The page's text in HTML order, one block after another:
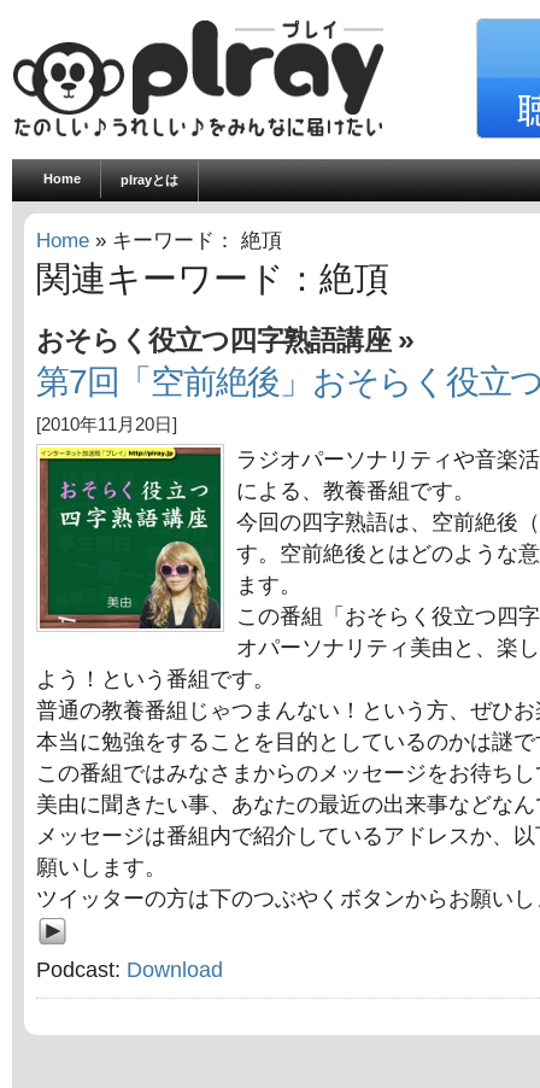
Home plrayとは
Home » キーワード： 絶頂
関連キーワード：絶頂
おそらく役立つ四字熟語講座»
第7回「空前絶後」おそらく役立
[2010年11月20日]
ラジオパーソナリティや音楽
による、教養番組です。
今回の四字熟語は、空前絶後
す。空前絶後とはどのような
ます。
この番組「おそらく役立つ四
オパーソナリティ美由と、楽
よう！という番組です。
普通の教養番組じゃつまんない！という方、ぜひ
本当に勉強をすることを目的としているのかは謎で
この番組ではみなさまからのメッセージをお待ち
美由に聞きたい事、あなたの最近の出来事などな
メッセージは番組内で紹介しているアドレスか、
願いします。
ツイッターの方は下のつぶやくボタンからお願い
Podcast: Download